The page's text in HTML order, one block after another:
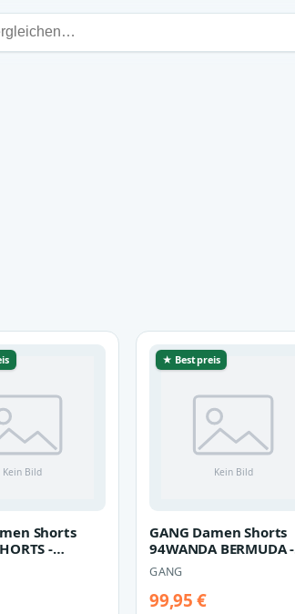
Shorts
-
Hose navy
★ Bestpreis
GANG Damen Shorts
94WANDA BERMUDA -
wide fit Hose bahama
stripe
GANG
99,95 €